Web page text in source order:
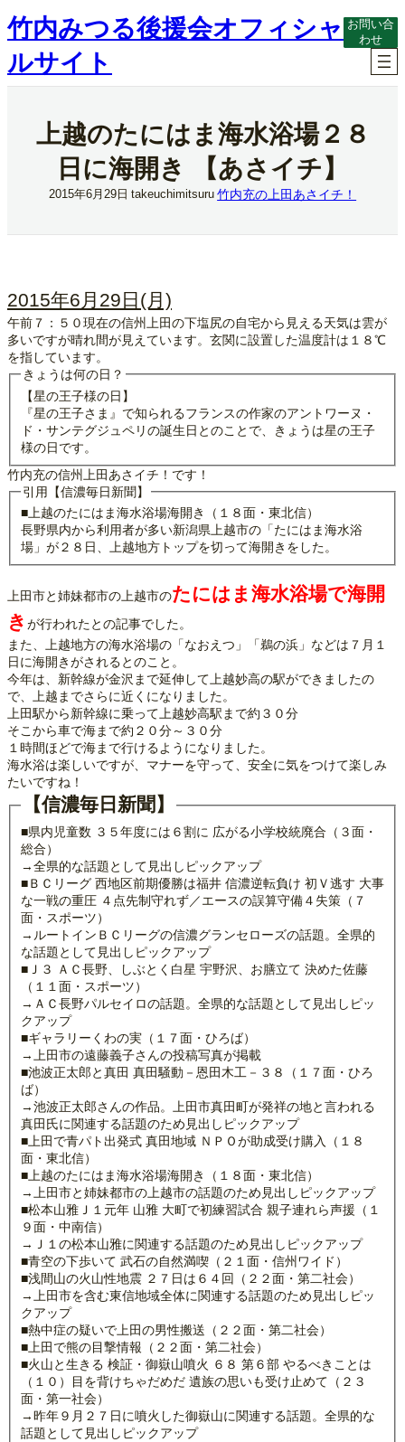
内
容
ス
キ
竹内みつる後援会オフィシャ
ルサイト
お問い合
わせ
上越のたにはま海水浴場２８
日に海開き 【あさイチ】
2015年6月29日 takeuchimitsuru 竹内充の上田あさイチ！
2015年6月29日(月)
午前７：５０現在の信州上田の下塩尻の自宅から見える天気は雲が
多いですが晴れ間が見えています。玄関に設置した温度計は１８℃
を指しています。
きょうは何の日？
【星の王子様の日】
『星の王子さま』で知られるフランスの作家のアントワーヌ・
ド・サンテグジュペリの誕生日とのことで、きょうは星の王子
様の日です。
竹内充の信州上田あさイチ！です！
引用【信濃毎日新聞】
■上越のたにはま海水浴場海開き（１８面・東北信）
長野県内から利用者が多い新潟県上越市の「たにはま海水浴
場」が２８日、上越地方トップを切って海開きをした。
上田市と姉妹都市の上越市のたにはま海水浴場で海開
き が行われたとの記事でした。
また、上越地方の海水浴場の「なおえつ」「鵜の浜」などは７月１
日に海開きがされるとのこと。
今年は、新幹線が金沢まで延伸して上越妙高の駅ができましたの
で、上越までさらに近くになりました。
上田駅から新幹線に乗って上越妙高駅まで約３０分
そこから車で海まで約２０分～３０分
１時間ほどで海まで行けるようになりました。
海水浴は楽しいですが、マナーを守って、安全に気をつけて楽しみ
たいですね！
【信濃毎日新聞】
■県内児童数 ３５年度には６割に 広がる小学校統廃合（３面・
総合）
→全県的な話題として見出しピックアップ
■ＢＣリーグ 西地区前期優勝は福井 信濃逆転負け 初Ｖ逃す 大事
な一戦の重圧 ４点先制守れず／エースの誤算守備４失策（７
面・スポーツ）
→ルートインＢＣリーグの信濃グランセローズの話題。全県的
な話題として見出しピックアップ
■Ｊ３ ＡＣ長野、しぶとく白星 宇野沢、お膳立て 決めた佐藤
（１１面・スポーツ）
→ＡＣ長野パルセイロの話題。全県的な話題として見出しピッ
クアップ
■ギャラリーくわの実（１７面・ひろば）
→上田市の遠藤義子さんの投稿写真が掲載
■池波正太郎と真田 真田騒動－恩田木工－３８（１７面・ひろ
ば）
→池波正太郎さんの作品。上田市真田町が発祥の地と言われる
真田氏に関連する話題のため見出しピックアップ
■上田で青パト出発式 真田地域 ＮＰＯが助成受け購入（１８
面・東北信）
■上越のたにはま海水浴場海開き（１８面・東北信）
→上田市と姉妹都市の上越市の話題のため見出しピックアップ
■松本山雅Ｊ１元年 山雅 大町で初練習試合 親子連れら声援（１
９面・中南信）
→Ｊ１の松本山雅に関連する話題のため見出しピックアップ
■青空の下歩いて 武石の自然満喫（２１面・信州ワイド）
■浅間山の火山性地震 ２７日は６４回（２２面・第二社会）
→上田市を含む東信地域全体に関連する話題のため見出しピッ
クアップ
■熱中症の疑いで上田の男性搬送（２２面・第二社会）
■上田で熊の目撃情報（２２面・第二社会）
■火山と生きる 検証・御嶽山噴火 ６８ 第６部 やるべきことは
（１０）目を背けちゃだめだ 遺族の思いも受け止めて（２３
面・第一社会）
→昨年９月２７日に噴火した御嶽山に関連する話題。全県的な
話題として見出しピックアップ